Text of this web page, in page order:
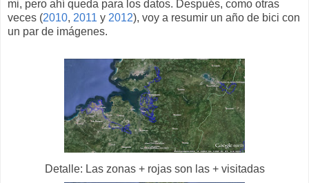
mi, pero ahí queda para los datos. Después, como otras
veces (2010, 2011 y 2012), voy a resumir un año de bici con
un par de imágenes.
Detalle: Las zonas + rojas son las + visitadas